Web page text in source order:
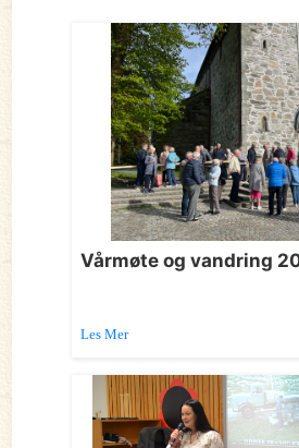
Vårmøte og vandring
Les Mer